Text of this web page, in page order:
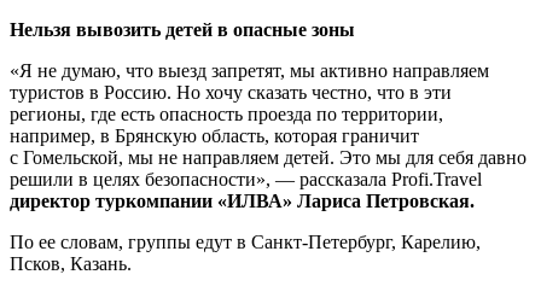
Нельзя вывозить детей в опасные зоны
«Я не думаю, что выезд запретят, мы активно направляем
туристов в Россию. Но хочу сказать честно, что в эти
регионы, где есть опасность проезда по территории,
например, в Брянскую область, которая граничит
с Гомельской, мы не направляем детей. Это мы для себя давно
решили в целях безопасности», — рассказала Profi.Travel
директор туркомпании «ИЛВА» Лариса Петровская.
По ее словам, группы едут в Санкт-Петербург, Карелию,
Псков, Казань.